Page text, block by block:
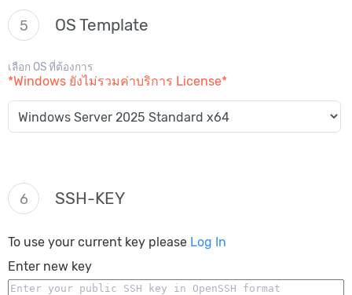
5 OS Template
เลือก OS ที่ต้องการ
*Windows ยังไม่รวมค่าบริการ License*
6 SSH-KEY
To use your current key please Log In
Enter new key